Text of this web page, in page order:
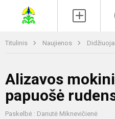
Titulinis Naujienos
Alizavos
papuošė
Paskelbė : Danutė Miknevičienė